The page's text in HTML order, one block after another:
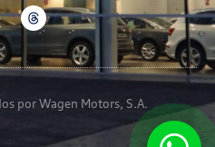
por Wagen Motors, S.A.